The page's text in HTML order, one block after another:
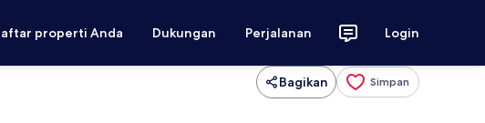
properti Anda Dukungan Perjalanan Login
Bagikan Simpan